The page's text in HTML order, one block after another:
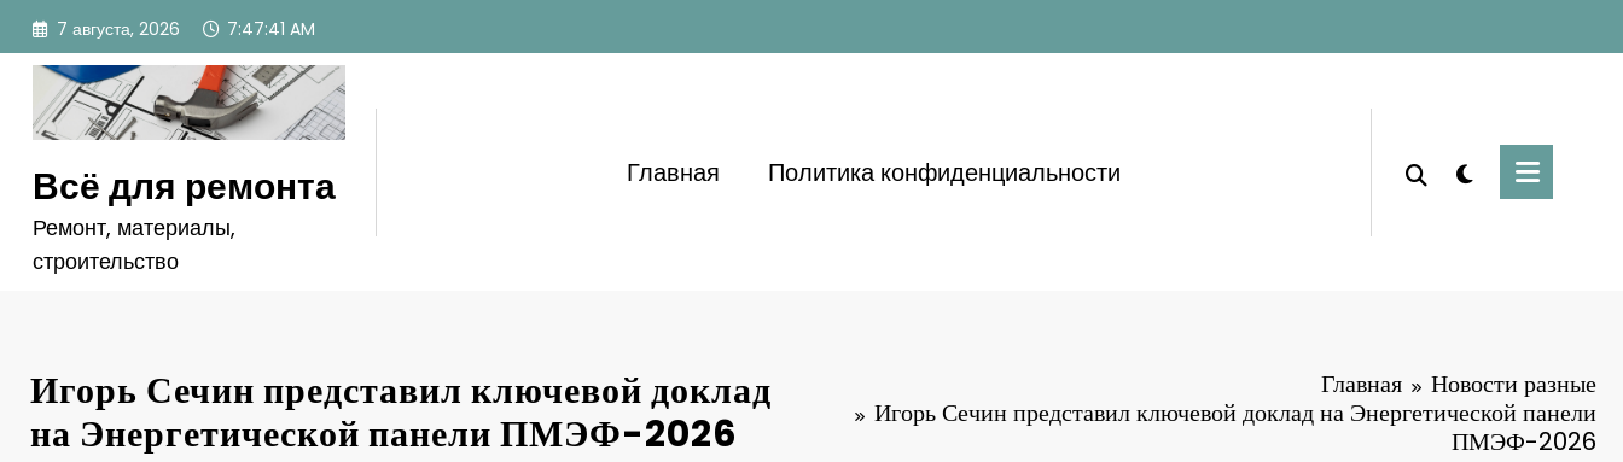
Перейти
содержимому
7 августа, 2026 7:47:42 AM
Всё для ремонта
Ремонт, материалы,
строительство
Главная Политика конфиденциальности
Игорь Сечин представил ключевой доклад
на Энергетической панели ПМЭФ-2026
Главная
Новости разные
Игорь Сечин представил ключевой доклад на Энергетической панели
ПМЭФ-2026